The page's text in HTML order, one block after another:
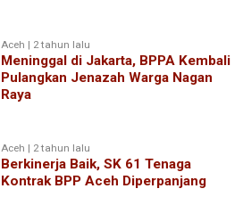
Aceh | 2 tahun lalu
Meninggal di Jakarta, BPPA Kembali
Pulangkan Jenazah Warga Nagan
Raya
Aceh | 2 tahun lalu
Berkinerja Baik, SK 61 Tenaga
Kontrak BPP Aceh Diperpanjang